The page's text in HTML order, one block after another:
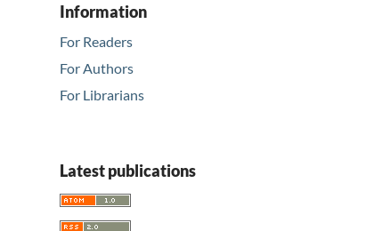
Information
For Readers
For Authors
For Librarians
Latest publications